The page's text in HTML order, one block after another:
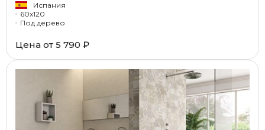
Испания
60x120
Под дерево
Цена от 5 790 ₽